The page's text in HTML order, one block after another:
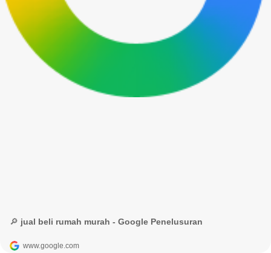
🔎 jual beli rumah murah - Google Penelusuran
www.google.com